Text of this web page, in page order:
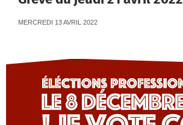
MERCREDI 13 AVRIL 2022